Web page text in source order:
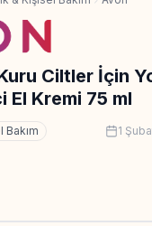
Ciltler İçin
El Kremi 75 ml
Bakım 1